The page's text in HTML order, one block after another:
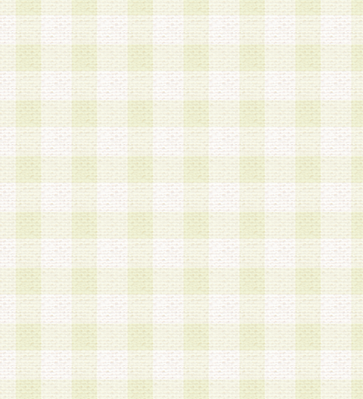
a.既に登録されている会員と同一のメールアドレ
録する場合
b.本サービスと同様のサービスを提供している企
業に従事していると思われる本人またはその家族
場合
c.その他当社が不適切と判断する場合
2.当社は、会員登録希望者を会員として承認する
した 場合、会員登録希望者による会員登録手続
による承認後の場合であっても、会員登録の取り
の抹消を、当社が適切と判 断する方法・手段に
とができるものとします。
3.会員登録希望者が18歳未満、成年被後見人、被
人 である場合は、親権者などの法定代理人の同
録を行うものとします。なお、義務教育学齢に該
者については、登録時に 当社が別途定める方法
権者による承認手続きを行うものとします。
第3条 会員の登録方法